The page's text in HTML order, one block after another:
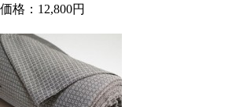
価格：12,800円